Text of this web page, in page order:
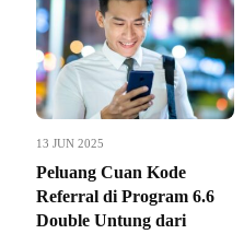
13 JUN 2025
Peluang Cuan Kode
Referral di Program 6.6
Double Untung dari